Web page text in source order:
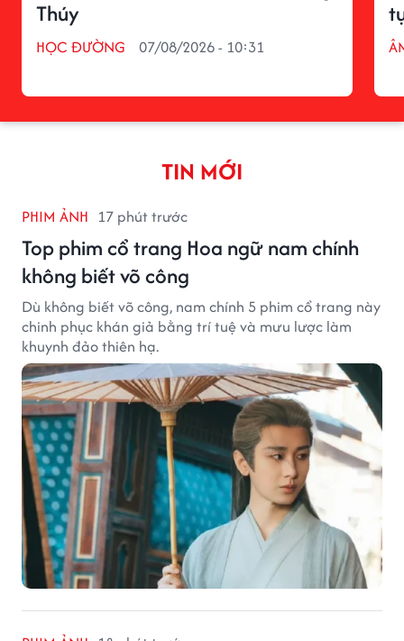
Thúy
HỌC ĐƯỜNG 07/08/2026 - 10:31
TIN MỚI
PHIM ẢNH 17 phút trước
Top phim cổ trang Hoa ngữ nam chính
không biết võ công
Dù không biết võ công, nam chính 5 phim cổ trang này
chinh phục khán giả bằng trí tuệ và mưu lược làm
khuynh đảo thiên hạ.